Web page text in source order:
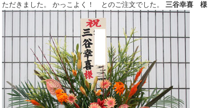
ただきました。 かっこよく！ とのご注文でした。 三谷幸喜 様